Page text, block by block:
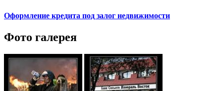
Оформление кредита под залог недвижимости
Фото галерея